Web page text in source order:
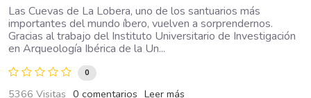
Las Cuevas de La Lobera, uno de los santuarios más
importantes del mundo íbero, vuelven a sorprendernos.
Gracias al trabajo del Instituto Universitario de Investigación
en Arqueología Ibérica de la Un...
0
5366 Visitas 0 comentarios Leer más